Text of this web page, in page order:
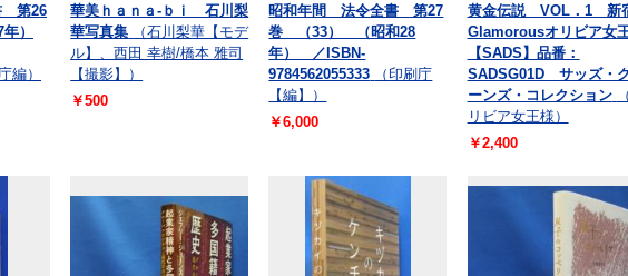
第26
）
編）
華美ｈａｎａ‐ｂｉ 石川梨
華写真集
（石川梨華【モデ
ル】、西田 幸樹/橋本 雅司
【撮影】）
￥500
昭和年間 法令全書 第27
巻 （33） （昭和28
年） ／ISBN-
9784562055333
（印刷庁
【編】）
￥6,000
黄金伝説 VOL．1 新
Glamorousオリビア女
【SADS】品番：
SADSG01D サッズ・
ーンズ・コレクション
リビア女王様）
￥2,400